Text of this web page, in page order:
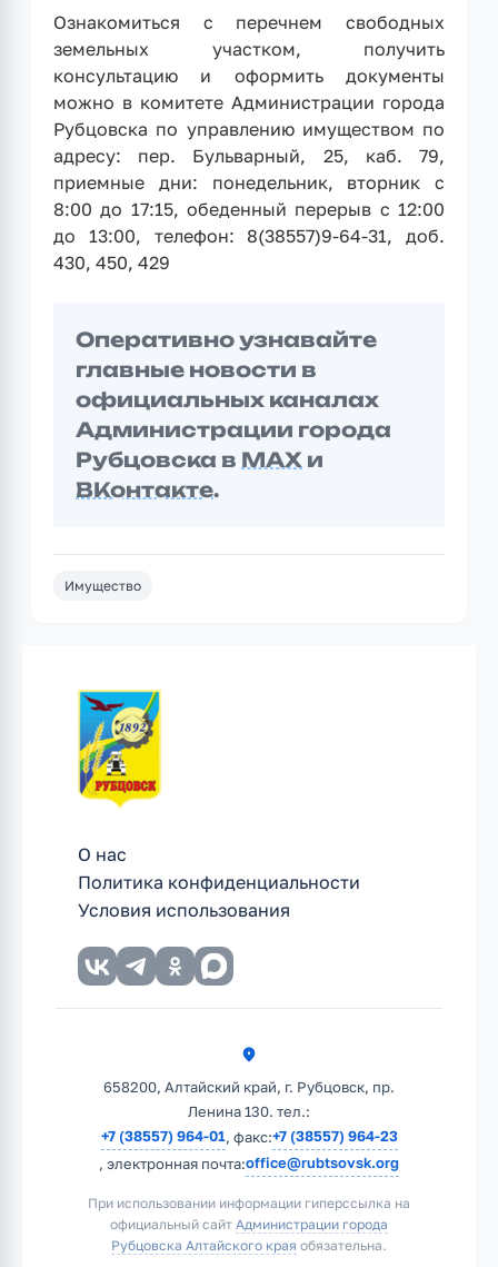
Ознакомиться с перечнем свободных
земельных участком, получить
консультацию и оформить документы
можно в комитете Администрации города
Рубцовска по управлению имуществом по
адресу: пер. Бульварный, 25, каб. 79,
приемные дни: понедельник, вторник с
8:00 до 17:15, обеденный перерыв с 12:00
до 13:00, телефон: 8(38557)9-64-31, доб.
430, 450, 429
Оперативно узнавайте
главные новости в
официальных каналах
Администрации города
Рубцовска в MAX и
ВКонтакте.
Имущество
О нас
Политика конфиденциальности
Условия использования
658200, Алтайский край, г. Рубцовск, пр.
Ленина 130. тел.:
+7 (38557) 964-01, факс:+7 (38557) 964-23
, электронная почта:office@rubtsovsk.org
При использовании информации гиперссылка на
официальный сайт Администрации города
Рубцовска Алтайского края обязательна.